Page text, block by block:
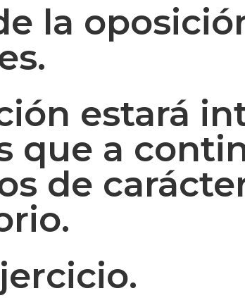
la
estará
que a
de